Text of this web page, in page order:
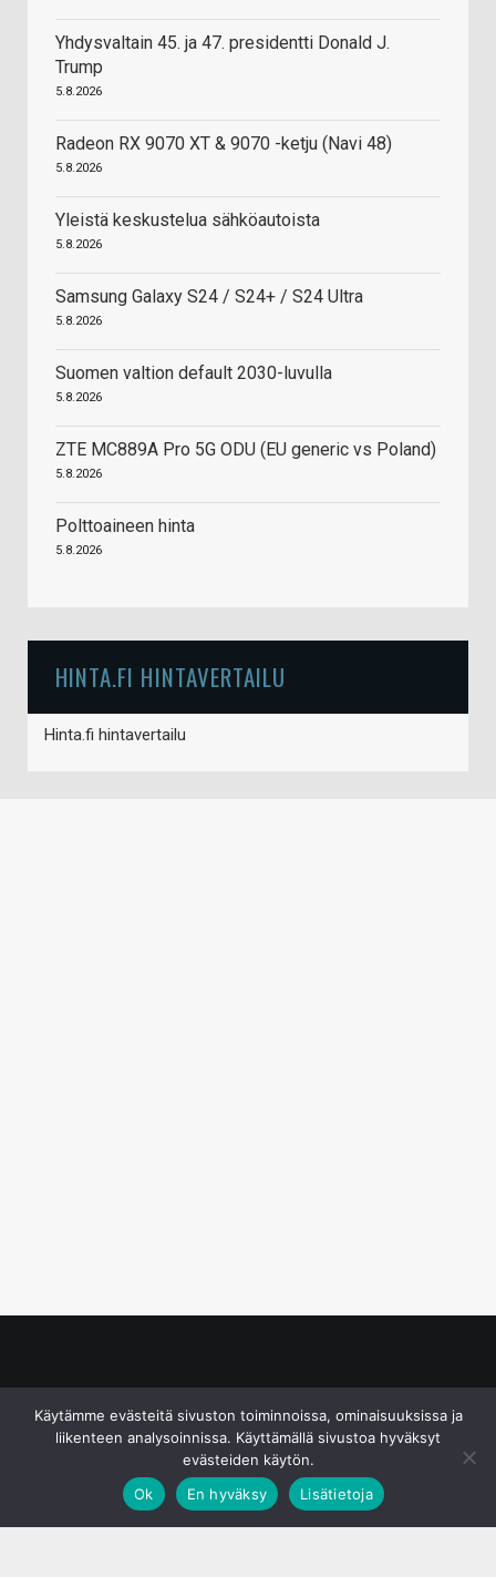
Yhdysvaltain 45. ja 47. presidentti Donald J.
Trump
5.8.2026
Radeon RX 9070 XT & 9070 -ketju (Navi 48)
5.8.2026
Yleistä keskustelua sähköautoista
5.8.2026
Samsung Galaxy S24 / S24+ / S24 Ultra
5.8.2026
Suomen valtion default 2030-luvulla
5.8.2026
ZTE MC889A Pro 5G ODU (EU generic vs Poland)
5.8.2026
Polttoaineen hinta
5.8.2026
HINTA.FI HINTAVERTAILU
Hinta.fi hintavertailu
Käytämme evästeitä sivuston toiminnoissa, ominaisuuksissa ja
liikenteen analysoinnissa. Käyttämällä sivustoa hyväksyt
evästeiden käytön.
Ok
En hyväksy Lisätietoja